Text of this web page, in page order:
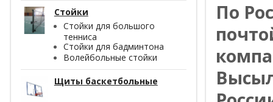
Стойки
Стойки для большого
тенниса
Стойки для бадминтона
Волейбольные стойки
Щиты баскетбольные
По